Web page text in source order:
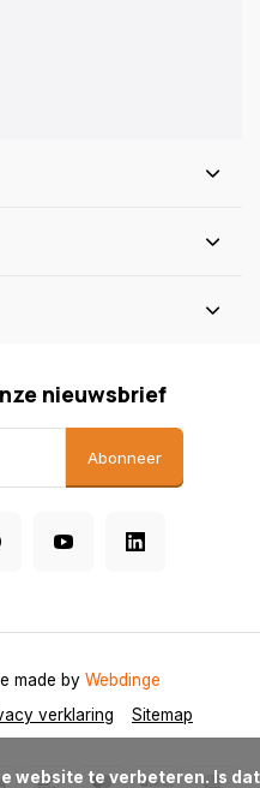
nieuwsbrief
Abonneer
verklaring Sitemap
made by Webdinge